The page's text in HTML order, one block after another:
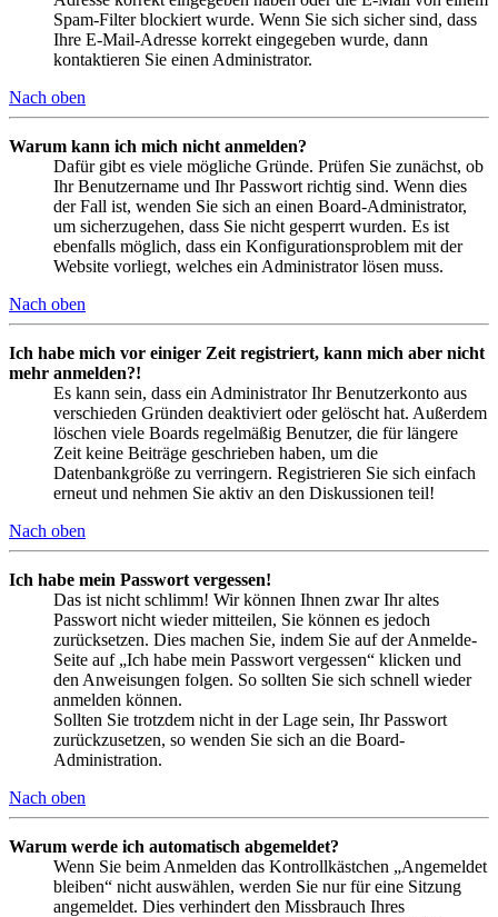
Spam-Filter blockiert wurde. Wenn Sie sich sicher sind, dass
Ihre E-Mail-Adresse korrekt eingegeben wurde, dann
kontaktieren Sie einen Administrator.
Nach oben
Warum kann ich mich nicht anmelden?
Dafür gibt es viele mögliche Gründe. Prüfen Sie zunächst, ob
Ihr Benutzername und Ihr Passwort richtig sind. Wenn dies
der Fall ist, wenden Sie sich an einen Board-Administrator,
um sicherzugehen, dass Sie nicht gesperrt wurden. Es ist
ebenfalls möglich, dass ein Konfigurationsproblem mit der
Website vorliegt, welches ein Administrator lösen muss.
Nach oben
Ich habe mich vor einiger Zeit registriert, kann mich aber nicht
mehr anmelden?!
Es kann sein, dass ein Administrator Ihr Benutzerkonto aus
verschieden Gründen deaktiviert oder gelöscht hat. Außerdem
löschen viele Boards regelmäßig Benutzer, die für längere
Zeit keine Beiträge geschrieben haben, um die
Datenbankgröße zu verringern. Registrieren Sie sich einfach
erneut und nehmen Sie aktiv an den Diskussionen teil!
Nach oben
Ich habe mein Passwort vergessen!
Das ist nicht schlimm! Wir können Ihnen zwar Ihr altes
Passwort nicht wieder mitteilen, Sie können es jedoch
zurücksetzen. Dies machen Sie, indem Sie auf der Anmelde-
Seite auf „Ich habe mein Passwort vergessen“ klicken und
den Anweisungen folgen. So sollten Sie sich schnell wieder
anmelden können.
Sollten Sie trotzdem nicht in der Lage sein, Ihr Passwort
zurückzusetzen, so wenden Sie sich an die Board-
Administration.
Nach oben
Warum werde ich automatisch abgemeldet?
Wenn Sie beim Anmelden das Kontrollkästchen „Angemeldet
bleiben“ nicht auswählen, werden Sie nur für eine Sitzung
angemeldet. Dies verhindert den Missbrauch Ihres